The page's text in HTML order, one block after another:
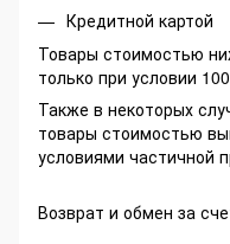
Кредитной картой
Товары стоимостью
только при условии
Также в некоторых
товары стоимостью
условиями частичной
Возврат и обмен за